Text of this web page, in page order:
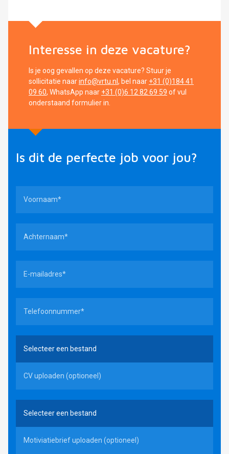
Interesse in deze vacature?
Is je oog gevallen op deze vacature? Stuur je
sollicitatie naarinfo@vrtu.nl , bel naar +31 (0)184 41
09 60, WhatsApp naar +31 (0)6 12 82 69 59 of vul
onderstaand formulier in.
Is dit de perfecte job voor jou?
Selecteer een bestand
CV uploaden (optioneel)
Selecteer een bestand
Motiviatiebrief uploaden (optioneel)